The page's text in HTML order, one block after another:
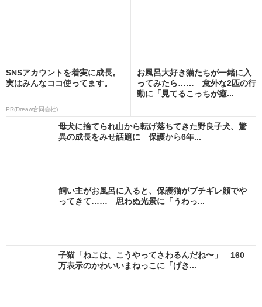
SNSアカウントを着実に成長。
実はみんなココ使ってます。
PR(Dreaw合同会社)
お風呂大好き猫たちが一緒に入
ってみたら…… 意外な2匹の行
動に「見てるこっちが癒...
母犬に捨てられ山から転げ落ちてきた野良子犬、驚
異の成長をみせ話題に 保護から6年...
飼い主がお風呂に入ると、保護猫がブチギレ顔でや
ってきて…… 思わぬ光景に「うわっ...
子猫「ねこは、こうやってさわるんだね〜」 160
万表示のかわいいまねっこに「げき...